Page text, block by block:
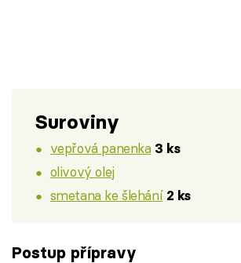
Suroviny
vepřová panenka 3 ks
olivový olej
smetana ke šlehání 2 ks
Postup přípravy